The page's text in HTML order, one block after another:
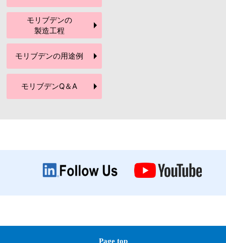
モリブデンの
製造工程
モリブデンの用途例
モリブデンQ＆A
Page top